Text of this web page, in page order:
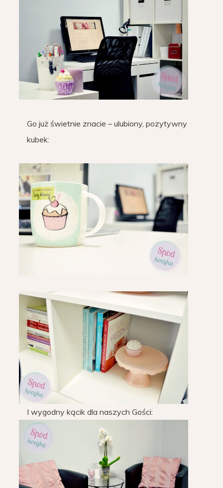
Go już świetnie znacie – ulubiony, pozytywny
kubek:
I wygodny kącik dla naszych Gości: